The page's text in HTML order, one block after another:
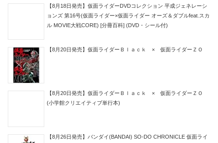
【8月18日発売】仮面ライダーDVDコレクション 平成ジェネレーシ
ョンズ 第16号(仮面ライダー×仮面ライダー オーズ＆ダブルfeat.スカ
ル MOVIE大戦CORE) [分冊百科] (DVD・シール付)
【8月20日発売】仮面ライダーＢｌａｃｋ × 仮面ライダーＺＯ
【8月20日発売】仮面ライダーＢｌａｃｋ × 仮面ライダーＺＯ
(小学館クリエイティブ単行本)
【8月26日発売】バンダイ(BANDAI) SO-DO CHRONICLE 仮面ライ